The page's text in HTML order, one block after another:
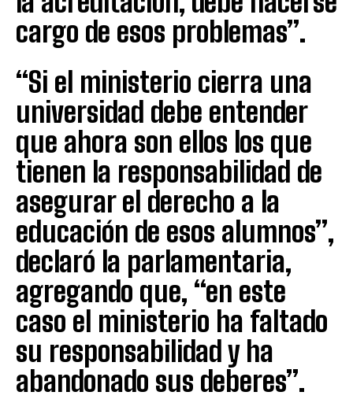
cargo de esos problemas”.
“Si el ministerio cierra una
universidad debe entender
que ahora son ellos los que
tienen la responsabilidad de
asegurar el derecho a la
educación de esos alumnos”,
declaró la parlamentaria,
agregando que, “en este
caso el ministerio ha faltado
su responsabilidad y ha
abandonado sus deberes”.